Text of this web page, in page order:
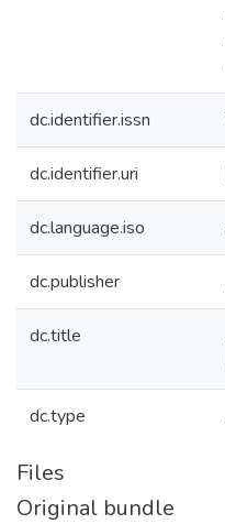
dc.identifier.issn
dc.identifier.uri
dc.language.iso
dc.publisher
dc.title
dc.type
Files
Original bundle